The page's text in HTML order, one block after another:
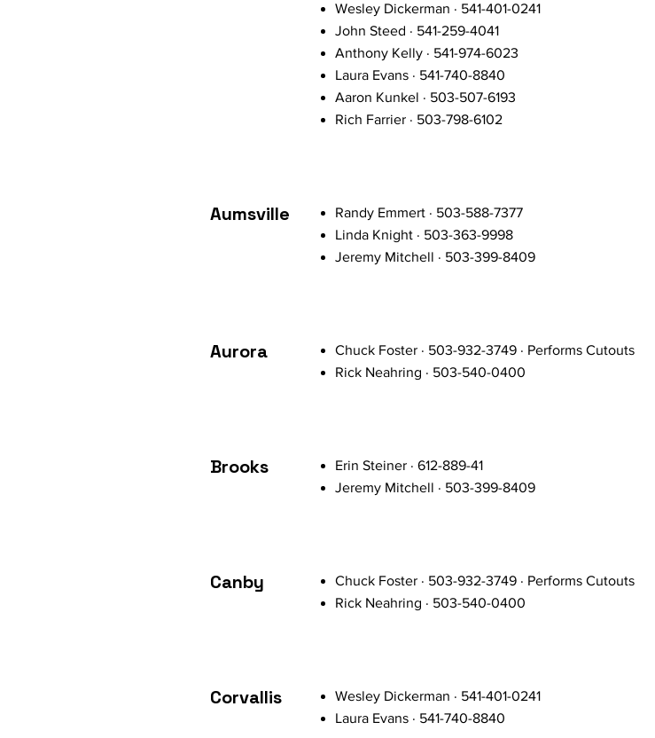
Wesley Dickerman · 541-401-0241
John Steed · 541-259-4041
Anthony Kelly · 541-974-6023
Laura Evans · 541-740-8840
Aaron Kunkel · 503-507-6193
Rich Farrier · 503-798-6102
Aumsville
Randy Emmert · 503-588-7377
Linda Knight · 503-363-9998
Jeremy Mitchell · 503-399-8409
Aurora
Chuck Foster · 503-932-3749 · Performs Cutouts
Rick Neahring · 503-540-0400
Brooks
Erin Steiner · 612-889-41
Jeremy Mitchell · 503-399-8409
Canby
Chuck Foster · 503-932-3749 · Performs Cutouts
Rick Neahring · 503-540-0400
Corvallis
Wesley Dickerman · 541-401-0241
Laura Evans · 541-740-8840